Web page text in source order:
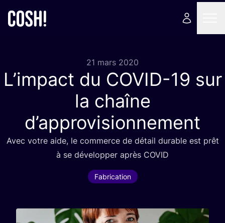
21 mars 2020
L’impact du COVID-19 sur
la chaîne
d’approvisionnement
Avec votre aide, le com­merce de détail durable est prêt
à se déve­lop­per après COVID
Fabrication